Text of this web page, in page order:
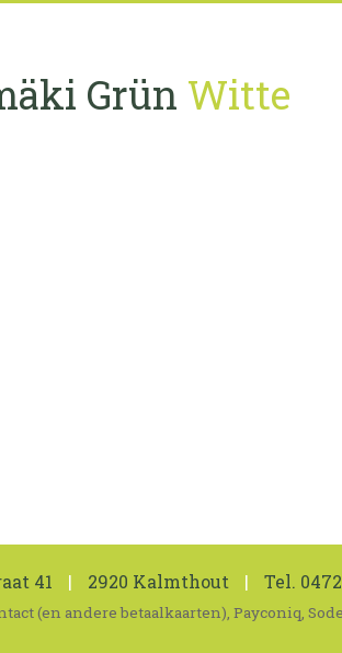
Grün Witte
41 | 2920 Kalmthout | Tel.
(en andere betaalkaarten), Payconiq,